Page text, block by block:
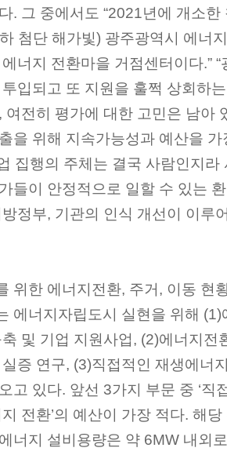
. 그 중에서도 “2021년에 개소한
첨단 해가빛) 광주광역시 에너
너지 전환마을 거점센터이다.” “
입되고 또 지원을 훌쩍 상회하
여전히 평가에 대한 고민은 남아
을 위해 지속가능성과 예산을
집행의 주체는 결국 사람인지라
들이 안정적으로 일할 수 있는
정부, 기관의 인식 개선이 이루
위한 에너지전환, 주거, 이동 현
에너지자립도시 실현을 위해 (1)
및 기업 지원사업, (2)에너지전
증 연구, (3)직접적인 재생에너
고 있다. 앞선 3가지 부문 중 ‘직
전환’의 예산이 가장 적다. 해
너지 설비용량은 약 6MW 내외